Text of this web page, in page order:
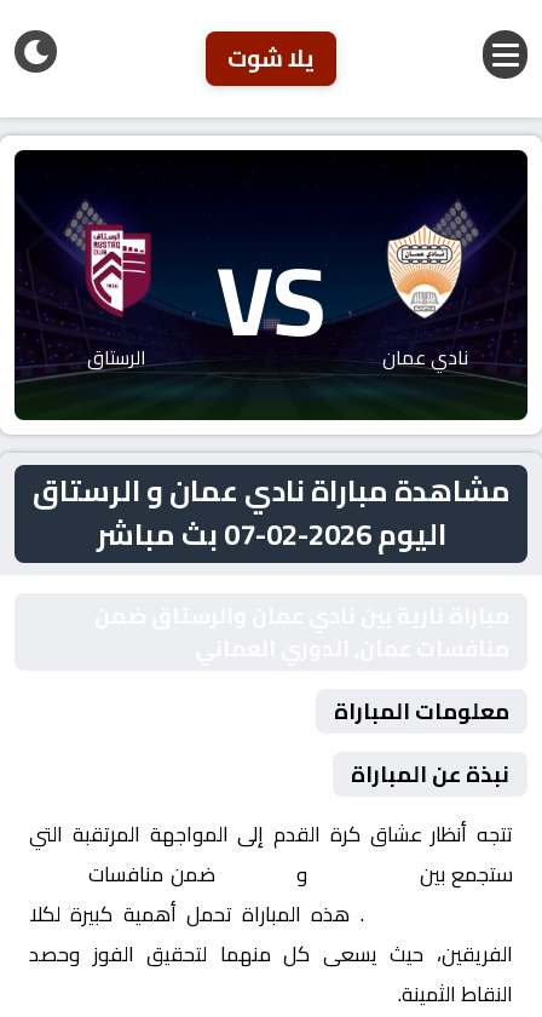
يلا شوت
نادي عمان VS الرستاق
مشاهدة مباراة نادي عمان و الرستاق
اليوم 2026-02-07 بث مباشر
معلومات المباراة
نبذة عن المباراة
تتجه أنظار عشاق كرة القدم إلى المواجهة المرتقبة التي
ستجمع بين
و ضمن منافسات
. هذه المباراة تحمل أهمية كبيرة لكلا
الفريقين، حيث يسعى كل منهما لتحقيق الفوز وحصد
النقاط الثمينة.